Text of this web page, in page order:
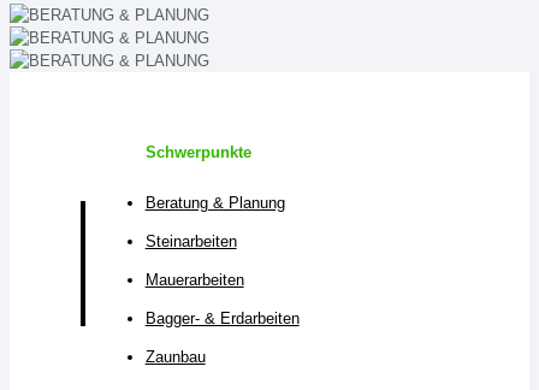
Schwerpunkte
Beratung & Planung
Steinarbeiten
Mauerarbeiten
Bagger- & Erdarbeiten
Zaunbau